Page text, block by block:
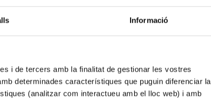
Informació
i de tercers amb la finalitat de gestionar les vostres
determinades característiques que puguin diferenciar la
(analitzar com interactueu amb el lloc web) i amb